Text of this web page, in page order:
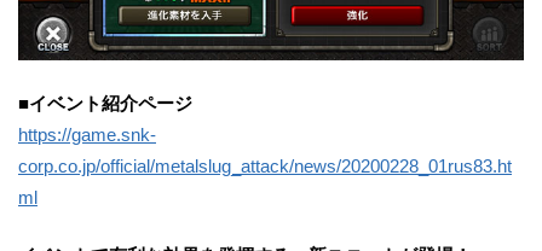
■イベント紹介ページ
https://game.snk-
corp.co.jp/official/metalslug_attack/news/20200228_01rus83.ht
ml